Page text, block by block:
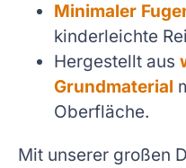
Minimaler
kinderleichte
Hergestellt aus
Grundmaterial
Oberfläche.
Mit unserer großen